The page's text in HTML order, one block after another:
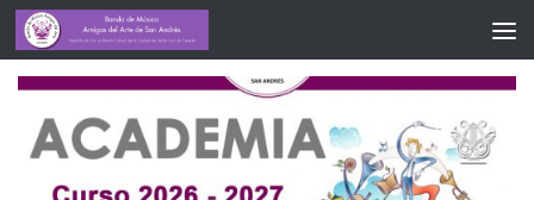
CATEGORY:ACADEMIA